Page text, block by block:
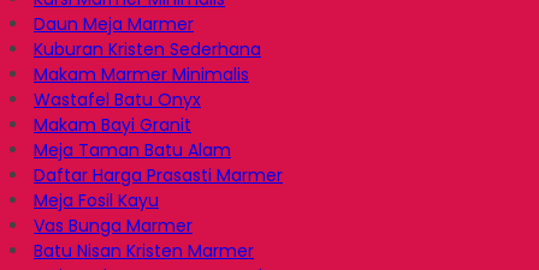
Daun Meja Marmer
Kuburan Kristen Sederhana
Makam Marmer Minimalis
Wastafel Batu Onyx
Makam Bayi Granit
Meja Taman Batu Alam
Daftar Harga Prasasti Marmer
Meja Fosil Kayu
Vas Bunga Marmer
Batu Nisan Kristen Marmer